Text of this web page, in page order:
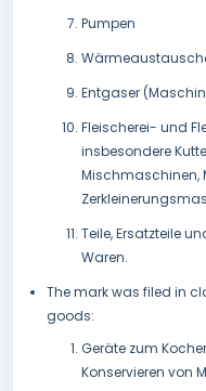
Pumpen
Entgaser
Fleischerei- und
insbesondere
Mischmaschinen,
Teile, Ersatzteile
Waren.
The mark was filed in
goods:
Geräte zum
Konservieren von